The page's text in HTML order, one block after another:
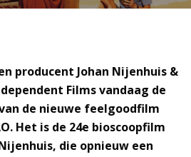
producent Johan Nijenhuis &
Films vandaag de
de nieuwe feelgoodfilm
Het is de 24e bioscoopfilm
die opnieuw een